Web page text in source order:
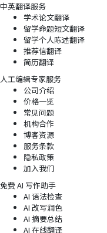
中英翻译服务
学术论文翻译
留学命题短文翻译
留学个人陈述翻译
推荐信翻译
简历翻译
人工编辑专家服务
公司介绍
价格一览
常见问题
机构合作
博客资源
服务条款
隐私政策
加入我们
免费 AI 写作助手
AI 语法检查
AI 改写润色
AI 摘要总结
AI 在线翻译